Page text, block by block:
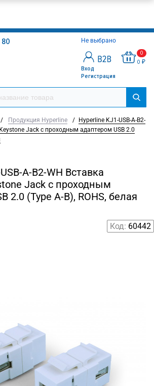
Не выбрано
Вход
Регистрация
0
0 ₽
80
/ Продукция Hyperline /
Hyperline KJ1-USB-A-B2-
Jack с проходным адаптером USB 2.0
A-B2-WH Вставка
Jack с проходным
2.0 (Type A-B), ROHS, белая
Код: 60442